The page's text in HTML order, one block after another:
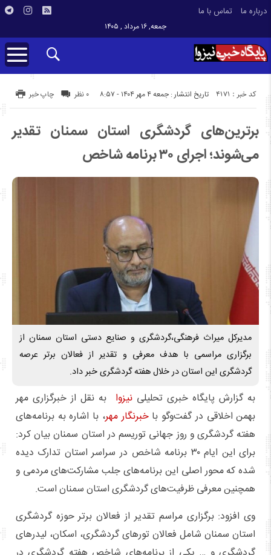
درباره ما تماس با ما
جمعه, ۱۶ مرداد , ۱۴۰۵
تاریخ انتشار : جمعه ۴ مهر ۱۴۰۴ - ۸:۵۷ کد خبر : 4171 چاپ خبر ۰ نظر
برترین‌های گردشگری استان سمنان تقدیر
می‌شوند؛ اجرای ۳۰ برنامه شاخص
مدیرکل میراث فرهنگی،گردشگری و صنایع دستی استان سمنان از
برگزاری مراسمی با هدف معرفی و تقدیر از فعالان برتر عرصه
گردشگری این استان در خلال هفته گردشگری خبر داد.
به گزارش پایگاه خبری تحلیلینیزوا به نقل از خبرگزاری مهر
بهمن اخلاقی در گفت‌وگو باخبرنگار مهر، با اشاره به برنامه‌های
هفته گردشگری و روز جهانی توریسم در استان سمنان بیان کرد:
برای این ایام ۳۰ برنامه شاخص در سراسر استان تدارک دیده
شده که محور اصلی این برنامه‌های جلب مشارکت‌های مردمی و
همچنین معرفی ظرفیت‌های گردشگری استان سمنان است.
وی افزود: برگزاری مراسم تقدیر از فعالان برتر حوزه گردشگری
استان سمنان شامل فعالان تورهای گردشگری، اسکان، لیدرهای